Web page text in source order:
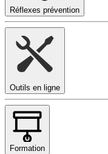
Réflexes prévention
Outils en ligne
Formation